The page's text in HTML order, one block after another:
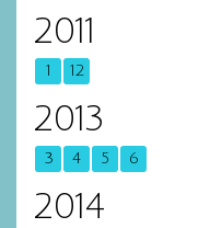
2011
1 12
2013
3 4 5 6
2014